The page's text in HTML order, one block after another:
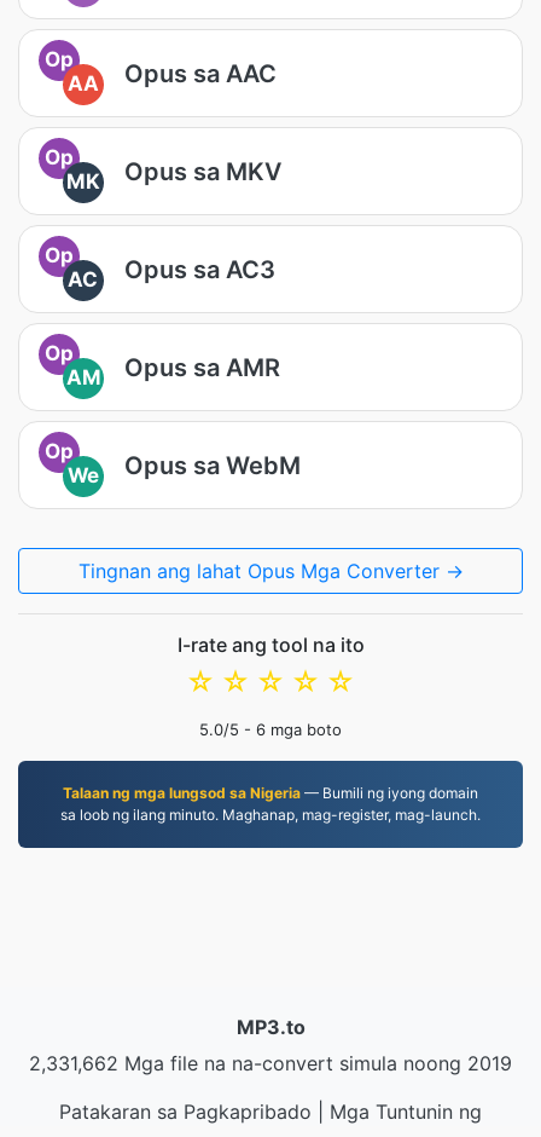
Op
AA
Opus sa AAC
Op
MK
Opus sa MKV
Op
AC
Opus sa AC3
Op
AM
Opus sa AMR
Op
We
Opus sa WebM
Tingnan ang lahat Opus Mga Converter →
I-rate ang tool na ito
☆
☆
☆
☆
☆
5.0/5 - 6 mga boto
Talaan ng mga lungsod sa Nigeria — Bumili ng iyong domain
sa loob ng ilang minuto. Maghanap, mag-register, mag-launch.
MP3.to
2,331,662 Mga file na na-convert simula noong 2019
Patakaran sa Pagkapribado
Mga Tuntunin ng